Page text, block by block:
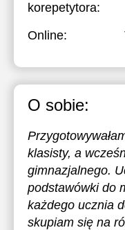
korepetytora:
Online:
O sobie:
klasisty, a
gimnazjalnego.
podstawówki do
każdego ucznia
skupiam się na